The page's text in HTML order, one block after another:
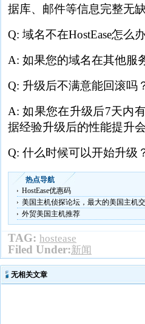
据库、邮件等信息完整无缺
Q: 域名不在HostEase怎么
A: 如果您的域名在其他服
Q: 升级后不满意能回滚吗
A: 如果您在升级后7天内
据经验升级后的性能提升
Q: 什么时候可以开始升级
热点导航
HostEase优惠码
美国主机侦探论坛，最大的美国主机
外贸美国主机推荐
TAG: hostease
Filed Under:新闻
无相关文章